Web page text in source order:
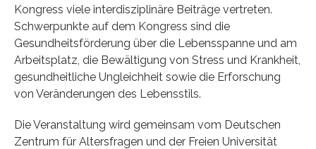
Kongress viele interdisziplinäre Beiträge vertreten.
Schwerpunkte auf dem Kongress sind die
Gesundheitsförderung über die Lebensspanne und am
Arbeitsplatz, die Bewältigung von Stress und Krankheit,
gesundheitliche Ungleichheit sowie die Erforschung
von Veränderungen des Lebensstils.
Die Veranstaltung wird gemeinsam vom Deutschen
Zentrum für Altersfragen und der Freien Universität